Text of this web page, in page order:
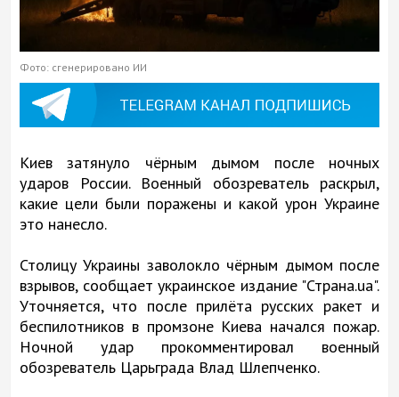
Фото: сгенерировано ИИ
Киев затянуло чёрным дымом после ночных
ударов России. Военный обозреватель раскрыл,
какие цели были поражены и какой урон Украине
это нанесло.
Столицу Украины заволокло чёрным дымом после
взрывов, сообщает украинское издание "Страна.ua".
Уточняется, что после прилёта русских ракет и
беспилотников в промзоне Киева начался пожар.
Ночной удар прокомментировал военный
обозреватель Царьграда Влад Шлепченко.